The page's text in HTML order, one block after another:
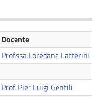
Docente
Prof.ssa Loredana Latterini
Prof. Pier Luigi Gentili